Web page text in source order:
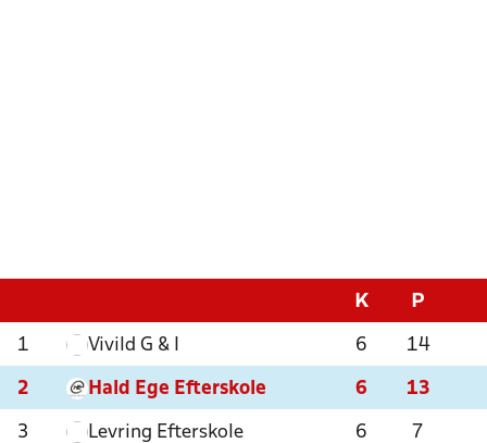
K P
1 Vivild G & I 6 14
2 Hald Ege Efterskole 6 13
3 Levring Efterskole 6 7